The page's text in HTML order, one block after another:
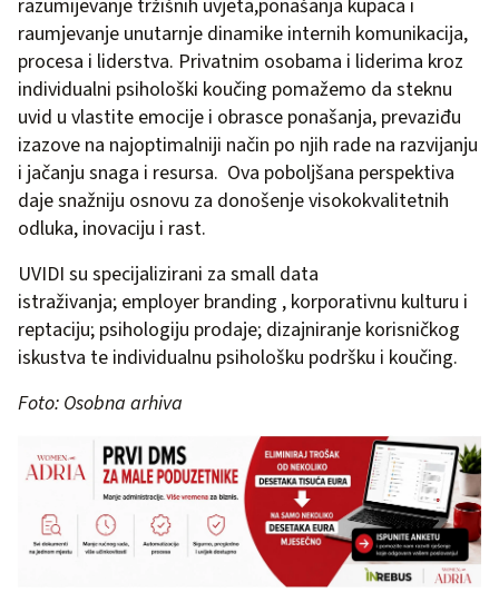
razumijevanje tržišnih uvjeta,ponašanja kupaca i
raumjevanje unutarnje dinamike internih komunikacija,
procesa i liderstva. Privatnim osobama i liderima kroz
individualni psihološki koučing pomažemo da steknu
uvid u vlastite emocije i obrasce ponašanja, prevaziđu
izazove na najoptimalniji način po njih rade na razvijanju
i jačanju snaga i resursa. Ova poboljšana perspektiva
daje snažniju osnovu za donošenje visokokvalitetnih
odluka, inovaciju i rast.
UVIDI su specijalizirani za small data
istraživanja; employer branding , korporativnu kulturu i
reptaciju; psihologiju prodaje; dizajniranje korisničkog
iskustva te individualnu psihološku podršku i koučing.
Foto: Osobna arhiva